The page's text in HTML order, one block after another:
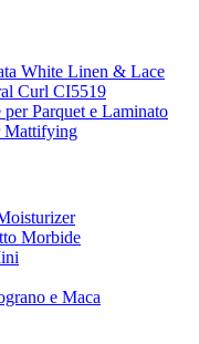
White Linen & Lace
Curl CI5519
Parquet e Laminato
Mattifying
Morbide
e Maca